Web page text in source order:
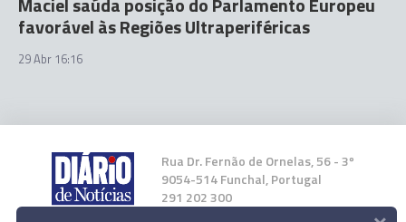
favorável às Regiões Ultraperiféricas
29 Abr 16:16
Rua Dr. Fernão de Ornelas, 56 - 3º
9054-514 Funchal, Portugal
291 202 300